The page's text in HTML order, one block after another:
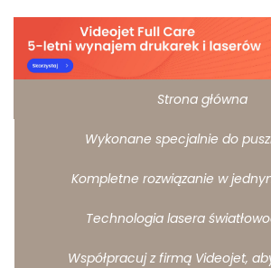
Strona główna
Wykonane specjalnie do
Kompletne rozwiązanie w
Technologia lasera
Współpracuj z firmą Videojet,